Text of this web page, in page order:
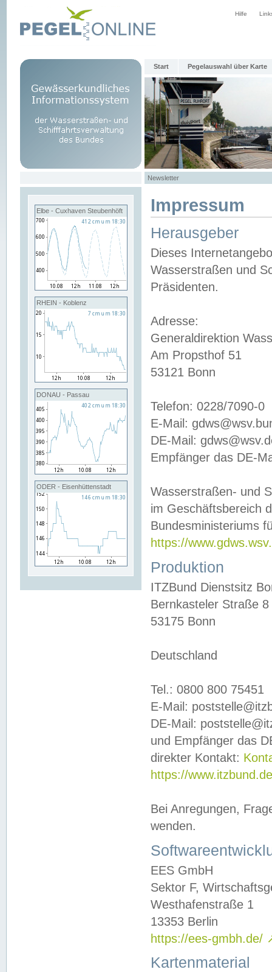
Hilfe
Start Pegelauswahl über Karte
Newsletter
Elbe - Cuxhaven Steubenhöft
RHEIN - Koblenz
DONAU - Passau
ODER - Eisenhüttenstadt
Impressum
Herausgeber
Dieses
Wasserstraßen und
Präsidenten.
Adresse:
Generaldirektion
Am Propsthof 51
53121 Bonn
Telefon: 0228/7090-0
E-Mail:
DE-Mail:
Empfänger das DE-
Wasserstraßen- und
im Geschäftsbereich
Bundesministeriums
https://
Produktion
ITZBund Dienstsitz
Bernkasteler Straße 8
53175 Bonn
Deutschland
Tel.: 0800 800 75451
E-Mail:
DE-Mail:
und Empfänger das
direkter Kontakt:
https://
Bei Anregungen,
wenden.
EES GmbH
Sektor F,
Westhafenstraße 1
13353 Berlin
https://ees-gmbh.de/
Kartenmaterial